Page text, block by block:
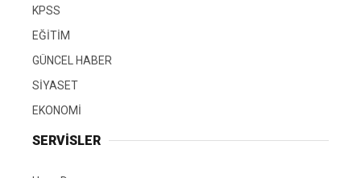
KPSS
EĞİTİM
GÜNCEL HABER
SİYASET
EKONOMİ
SERVİSLER